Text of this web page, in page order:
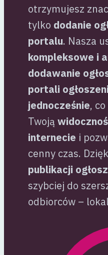
otrzymujesz
tylko dodanie
portalu. Nasza
kompleksowe i
dodawanie
portali
jednocześnie,
Twoją
internecie i
cenny czas.
publikacji
szybciej do
odbiorców –